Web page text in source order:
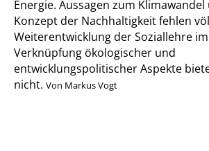
Energie. Aussagen zum
Konzept der Nachhaltigkeit fehlen
Weiterentwicklung der Soziallehre
Verknüpfung ökologischer und
entwicklungspolitischer Aspekte
nicht. Von Markus Vogt